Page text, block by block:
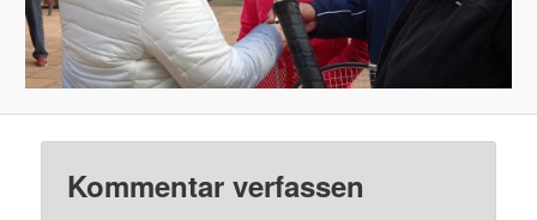
Kommentar verfassen